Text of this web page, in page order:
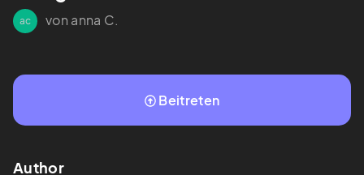
ac von anna C.
Beitreten
Author